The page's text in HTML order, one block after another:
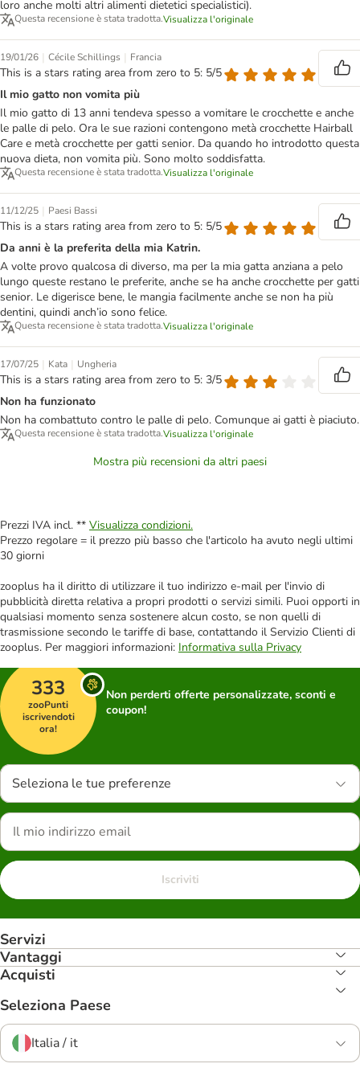
loro anche molti altri alimenti dietetici specialistici).
Questa recensione è stata tradotta.Visualizza l'originale
19/01/26 | Cécile Schillings | Francia
This is a stars rating area from zero to 5: 5/5
Il mio gatto non vomita più
Il mio gatto di 13 anni tendeva spesso a vomitare le crocchette e anche
le palle di pelo. Ora le sue razioni contengono metà crocchette Hairball
Care e metà crocchette per gatti senior. Da quando ho introdotto questa
nuova dieta, non vomita più. Sono molto soddisfatta.
Questa recensione è stata tradotta.Visualizza l'originale
11/12/25 | Paesi Bassi
This is a stars rating area from zero to 5: 5/5
Da anni è la preferita della mia Katrin.
A volte provo qualcosa di diverso, ma per la mia gatta anziana a pelo
lungo queste restano le preferite, anche se ha anche crocchette per gatti
senior. Le digerisce bene, le mangia facilmente anche se non ha più
dentini, quindi anch’io sono felice.
Questa recensione è stata tradotta.Visualizza l'originale
17/07/25 | Kata | Ungheria
This is a stars rating area from zero to 5: 3/5
Non ha funzionato
Non ha combattuto contro le palle di pelo. Comunque ai gatti è piaciuto.
Questa recensione è stata tradotta.Visualizza l'originale
Mostra più recensioni da altri paesi
Prezzi IVA incl. ** Visualizza condizioni.
Prezzo regolare = il prezzo più basso che l'articolo ha avuto negli ultimi
30 giorni
zooplus ha il diritto di utilizzare il tuo indirizzo e-mail per l'invio di
pubblicità diretta relativa a propri prodotti o servizi simili. Puoi opporti in
qualsiasi momento senza sostenere alcun costo, se non quelli di
trasmissione secondo le tariffe di base, contattando il Servizio Clienti di
zooplus. Per maggiori informazioni: Informativa sulla Privacy
333
zooPunti
iscrivendoti
ora!
Non perderti offerte personalizzate, sconti e
coupon!
Seleziona le tue preferenze
Iscriviti
Servizi
Vantaggi
Acquisti
Seleziona Paese
Italia / it